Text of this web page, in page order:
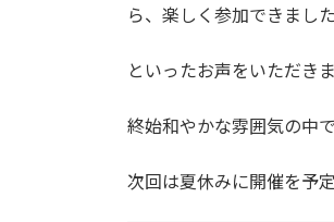
ら、楽しく参加できました
といったお声をいただきま
終始和やかな雰囲気の中
次回は夏休みに開催を予定